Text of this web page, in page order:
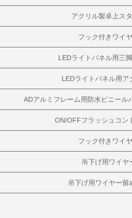
アクリル製卓上ス
フック付きワイ
LEDライトパネル用三
LEDライトパネル用ア
ADアルミフレーム用防水ビニー
ON/OFFフラッシュコン
フック付きワイ
吊下げ用ワイヤ
吊下げ用ワイヤー留